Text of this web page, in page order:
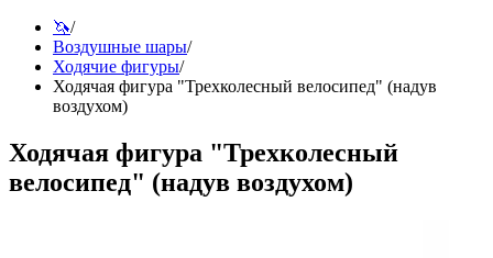
🦄/
Воздушные шары/
Ходячие фигуры/
Ходячая фигура "Трехколесный велосипед" (надув
воздухом)
Ходячая фигура "Трехколесный
велосипед" (надув воздухом)